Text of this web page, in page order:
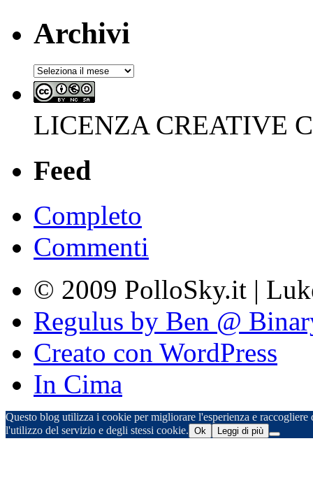
Archivi
Archivi
LICENZA CREATIVE
Feed
Completo
Commenti
© 2009 PolloSky.it |
Regulus by Ben @
Creato con WordPress
In Cima
Questo blog utilizza i cookie per migliorare l'esperienza e
l'utilizzo del servizio e degli stessi cookie. Ok Leggi di più